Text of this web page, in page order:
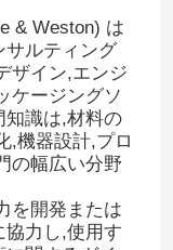
器
& Weston) は
サルティング
ザイン,エンジ
ケージングソ
知識は,材料の
,機器設計,プロ
の幅広い分野
を開発または
協力し,使用す